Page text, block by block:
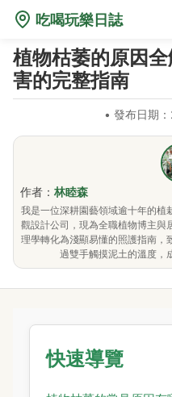
吃喝玩樂日誌
植物枯萎的原因
害的完整指南
• 發布日期
作者： 林睦森
我是一位深耕園藝領域逾十年的植
觀設計公司，現為全職植物博主與
理學轉化為淺顯易懂的照護指南，
過雙手觸摸泥土的溫度，
快速導覽